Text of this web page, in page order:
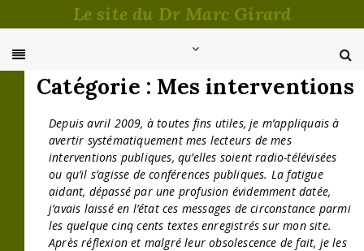
au
Le site du Dr Marc Girard
Catégorie : Mes interventions
Depuis avril 2009, à toutes fins utiles, je m’appliquais à
avertir systématiquement mes lecteurs de mes
interventions publiques, qu’elles soient radio-télévisées
ou qu’il s’agisse de conférences publiques. La fatigue
aidant, dépassé par une profusion évidemment datée,
j’avais laissé en l’état ces messages de circonstance parmi
les quelque cinq cents textes enregistrés sur mon site.
Après réflexion et malgré leur obsolescence de fait, je les